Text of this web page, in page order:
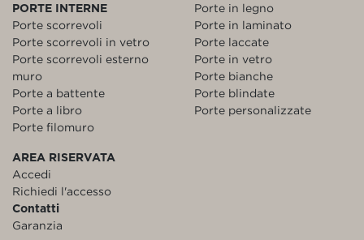
PORTE INTERNE
Porte scorrevoli
Porte scorrevoli in vetro
Porte scorrevoli esterno
muro
Porte a battente
Porte a libro
Porte filomuro
Porte in legno
Porte in laminato
Porte laccate
Porte in vetro
Porte bianche
Porte blindate
Porte personalizzate
AREA RISERVATA
Accedi
Richiedi l'accesso
Contatti
Garanzia